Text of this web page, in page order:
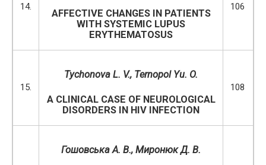
14.
AFFECTIVE CHANGES IN PATIENTS
WITH SYSTEMIC LUPUS
ERYTHEMATOSUS
106
15.
Tychonova L. V., Ternopol Yu. O.
A CLINICAL CASE OF NEUROLOGICAL
DISORDERS IN HIV INFECTION
108
Гошовська А. В., Миронюк Д. В.